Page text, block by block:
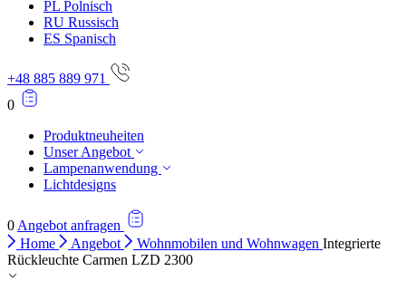
PL Polnisch
RU Russisch
ES Spanisch
+48 885 889 971
0
Produktneuheiten
Unser Angebot
Lampenanwendung
Lichtdesigns
0 Angebot anfragen
Home
Angebot Wohnmobilen und Wohnwagen Integrierte
Rückleuchte Carmen LZD 2300